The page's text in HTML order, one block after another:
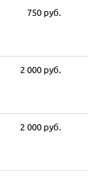
750 руб.
2 000 руб.
2 000 руб.